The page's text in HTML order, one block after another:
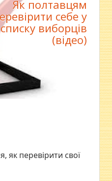
Як полтавцям
себе у
списку виборців
(відео)
як перевірити свої